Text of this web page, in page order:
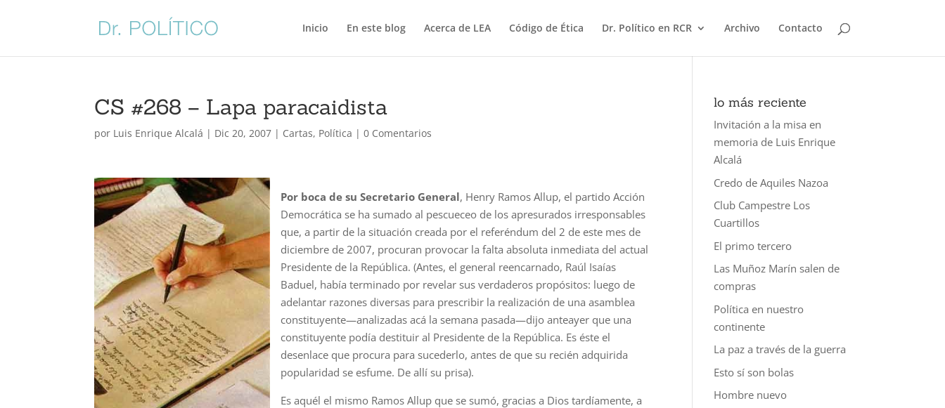
Inicio En este blog Acerca de LEA Código de Ética Dr. Político en RCR Archivo Contacto
CS #268 – Lapa paracaidista
por Luis Enrique Alcalá | Dic 20, 2007 | Cartas, Política |0 Comentarios
Por boca de su Secretario General, Henry Ramos Allup, el partido Acción
Democrática se ha sumado al pescueceo de los apresurados irresponsables
que, a partir de la situación creada por el referéndum del 2 de este mes de
diciembre de 2007, procuran provocar la falta absoluta inmediata del actual
Presidente de la República. (Antes, el general reencarnado, Raúl Isaías
Baduel, había terminado por revelar sus verdaderos propósitos: luego de
adelantar razones diversas para prescribir la realización de una asamblea
constituyente—analizadas acá la semana pasada—dijo anteayer que una
constituyente podía destituir al Presidente de la República. Es éste el
desenlace que procura para sucederlo, antes de que su recién adquirida
popularidad se esfume. De allí su prisa).
Es aquél el mismo Ramos Allup que se sumó, gracias a Dios tardíamente, a
lo más reciente
Invitación a la misa en
memoria de Luis Enrique
Alcalá
Credo de Aquiles Nazoa
Club Campestre Los
Cuartillos
El primo tercero
Las Muñoz Marín salen de
compras
Política en nuestro
continente
La paz a través de la guerra
Esto sí son bolas
Hombre nuevo